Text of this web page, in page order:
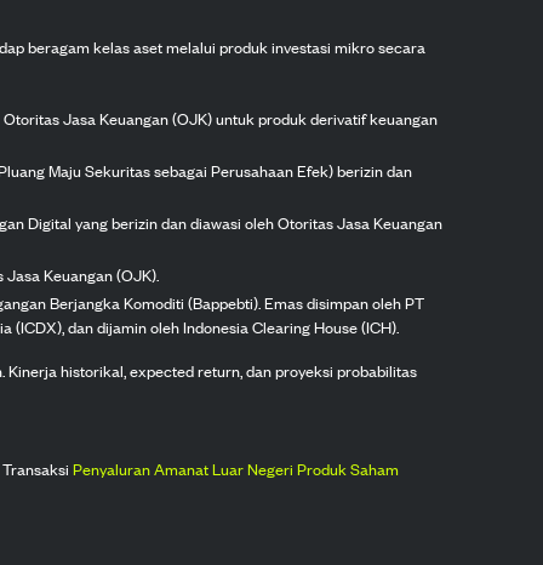
beragam kelas aset melalui produk investasi mikro secara
Jasa Keuangan (OJK) untuk produk derivatif keuangan
Maju Sekuritas sebagai Perusahaan Efek) berizin dan
Digital yang berizin dan diawasi oleh Otoritas Jasa Keuangan
Keuangan (OJK).
Berjangka Komoditi (Bappebti). Emas disimpan oleh PT
dan dijamin oleh Indonesia Clearing House (ICH).
historikal, expected return, dan proyeksi probabilitas
Penyaluran Amanat Luar Negeri Produk Saham